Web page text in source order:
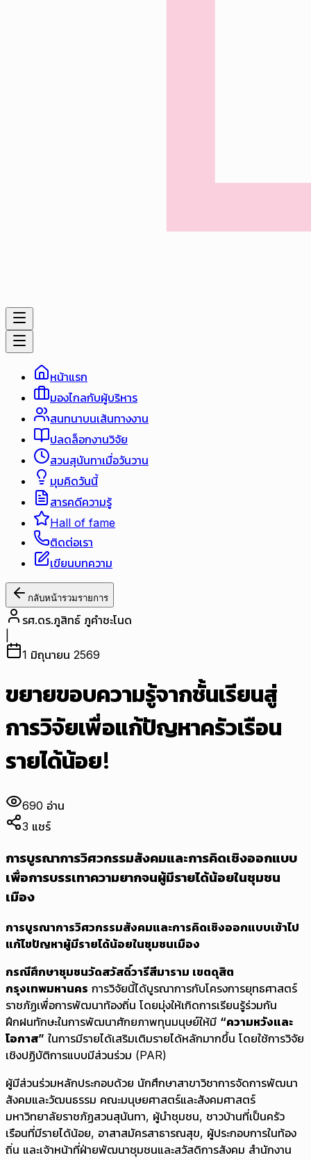
หน้าแรก
มองไกลกับผู้บริหาร
สนทนาบนเส้นทางงาน
ปลดล็อกงานวิจัย
สวนสุนันทาเมื่อวันวาน
มุมคิดวันนี้
สารคดีความรู้
Hall of fame
ติดต่อเรา
เขียนบทความ
กลับหน้ารวมรายการ
รศ.ดร.ภูสิทธ์ ภูคำชะโนด
1 มิถุนายน 2569
ขยายขอบความรู้จากชั้นเรียนสู่
การวิจัยเพื่อแก้ปัญหาครัวเรือน
รายได้น้อย!
690 อ่าน
3 แชร์
การบูรณาการวิศวกรรมสังคมและการคิดเชิงออกแบบ
เพื่อการบรรเทาความยากจนผู้มีรายได้น้อยในชุมชน
เมือง
การบูรณาการวิศวกรรมสังคมและการคิดเชิงออกแบบเข้าไป
แก้ไขปัญหาผู้มีรายได้น้อยในชุมชนเมือง
กรณีศึกษาชุมชนวัดสวัสดิ์วารีสีมาราม เขตดุสิต
กรุงเทพมหานคร การวิจัยนี้ได้บูรณาการกับโครงการยุทธศาสตร์
ราชภัฏเพื่อการพัฒนาท้องถิ่น โดยมุ่งให้เกิดการเรียนรู้ร่วมกัน
ฝึกฝนทักษะในการพัฒนาศักยภาพทุนมนุษย์ให้มี “ความหวังและ
โอกาส” ในการมีรายได้เสริมเติมรายได้หลักมากขึ้น โดยใช้การวิจัย
เชิงปฏิบัติการแบบมีส่วนร่วม (PAR)
ผู้มีส่วนร่วมหลักประกอบด้วย นักศึกษาสาขาวิชาการจัดการพัฒนา
สังคมและวัฒนธรรม คณะมนุษยศาสตร์และสังคมศาสตร์
มหาวิทยาลัยราชภัฏสวนสุนันทา, ผู้นำชุมชน, ชาวบ้านที่เป็นครัว
เรือนที่มีรายได้น้อย, อาสาสมัครสาธารณสุข, ผู้ประกอบการในท้อง
ถิ่น และเจ้าหน้าที่ฝ่ายพัฒนาชุมชนและสวัสดิการสังคม สำนักงาน